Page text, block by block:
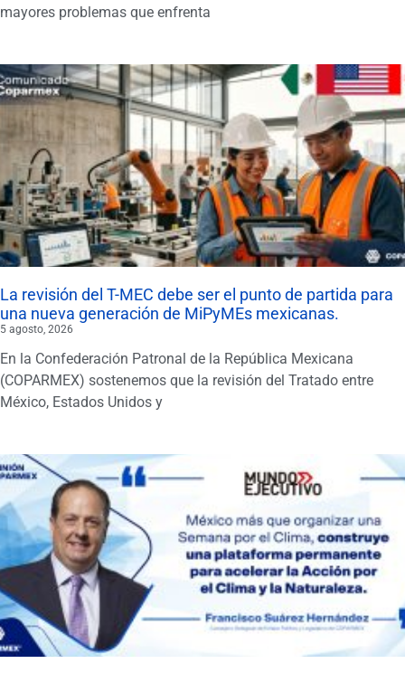
mayores problemas que enfrenta
La revisión del T-MEC debe ser el punto de partida para
una nueva generación de MiPyMEs mexicanas.
5 agosto, 2026
En la Confederación Patronal de la República Mexicana
(COPARMEX) sostenemos que la revisión del Tratado entre
México, Estados Unidos y